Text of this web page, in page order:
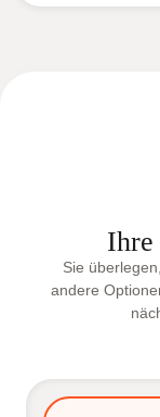
Ihre
Sie
andere